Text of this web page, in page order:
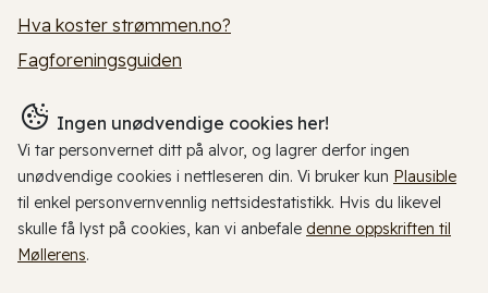
Hva koster strømmen.no?
Fagforeningsguiden
Ingen unødvendige cookies her!
Vi tar personvernet ditt på alvor, og lagrer derfor ingen
unødvendige cookies i nettleseren din. Vi bruker kun Plausible
til enkel personvernvennlig nettsidestatistikk. Hvis du likevel
skulle få lyst på cookies, kan vi anbefale denne oppskriften til
Møllerens.